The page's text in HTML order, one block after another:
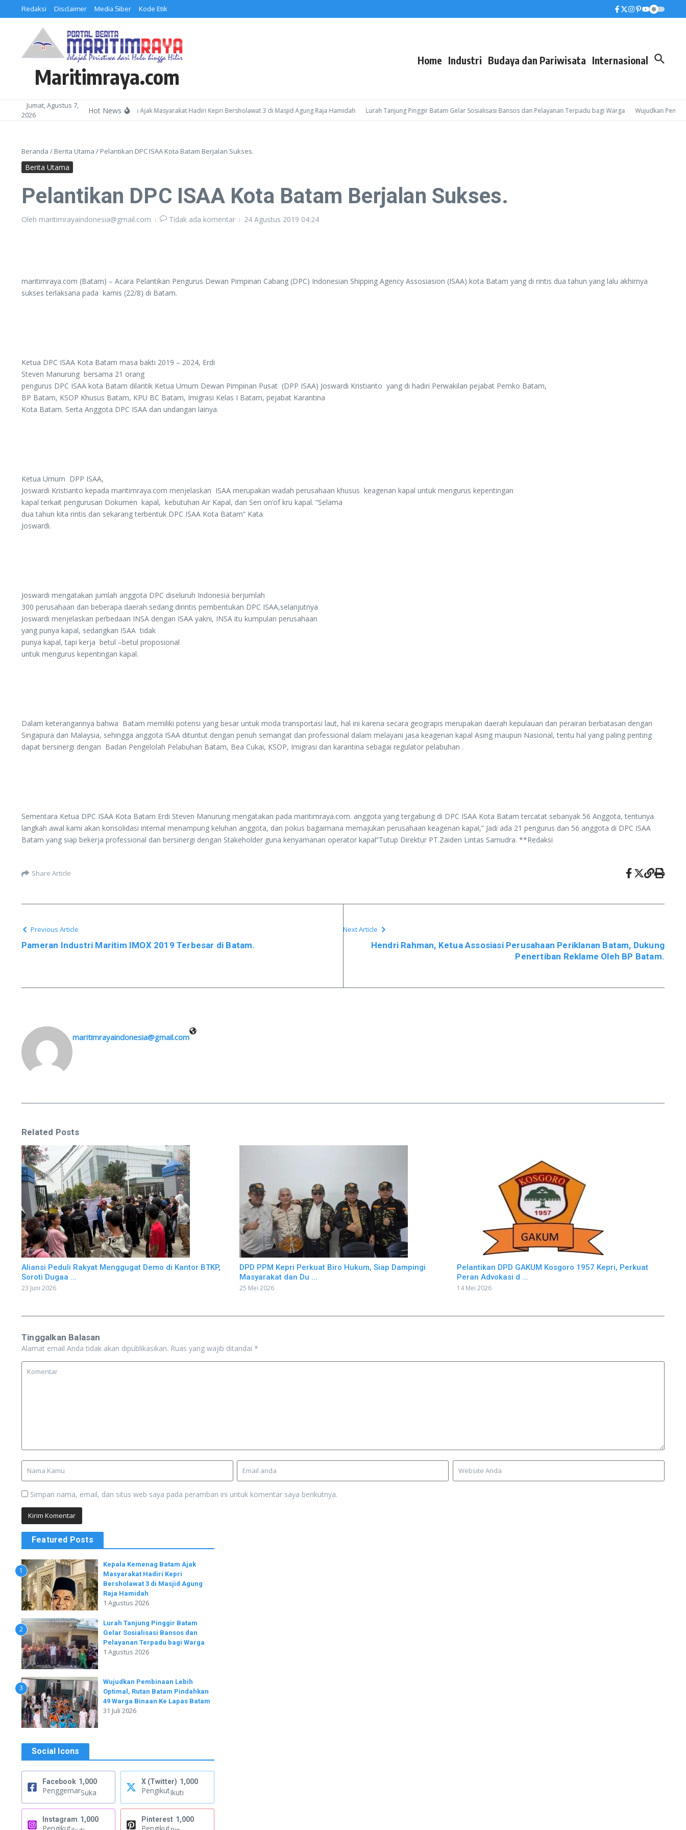
Lewati ke konten
Redaksi Disclaimer Media Siber Kode Etik
Maritimraya.com
Home Industri Budaya dan Pariwisata Internasional
Jumat, Agustus 7,
2026
Hot News
Kepala Kemenag Batam Ajak Masyarakat Hadiri Kepri Bersholawat 3 di Masjid Agung Raja Hamidah Lurah Tanjung Pinggir Batam Gelar Sosialisasi Bansos dan Pelayanan Terpadu bagi Warga Wujudkan Pembinaan
Beranda / Berita Utama / Pelantikan DPC ISAA Kota Batam Berjalan Sukses.
Berita Utama
Pelantikan DPC ISAA Kota Batam Berjalan Sukses.
Oleh maritimrayaindonesia@gmail.com Tidak ada komentar 24 Agustus 2019 04:24
maritimraya.com (Batam) – Acara Pelantikan Pengurus Dewan Pimpinan Cabang (DPC) Indonesian Shipping Agency Assosiasion (ISAA) kota Batam yang di rintis dua tahun yang lalu akhirnya
sukses terlaksana pada kamis (22/8) di Batam.
Ketua DPC ISAA Kota Batam masa bakti 2019 – 2024, Erdi
Steven Manurung bersama 21 orang
pengurus DPC ISAA kota Batam dilantik Ketua Umum Dewan Pimpinan Pusat (DPP ISAA) Joswardi Kristianto yang di hadiri Perwakilan pejabat Pemko Batam,
BP Batam, KSOP Khusus Batam, KPU BC Batam, Imigrasi Kelas I Batam, pejabat Karantina
Kota Batam. Serta Anggota DPC ISAA dan undangan lainya.
Ketua Umum DPP ISAA,
Joswardi Kristianto kepada maritimraya.com menjelaskan ISAA merupakan wadah perusahaan khusus keagenan kapal untuk mengurus kepentingan
kapal terkait pengurusan Dokumen kapal, kebutuhan Air Kapal, dan Sen on’of kru kapal. “Selama
dua tahun kita rintis dan sekarang terbentuk DPC ISAA Kota Batam” Kata
Joswardi.
Joswardi mengatakan jumlah anggota DPC diseluruh Indonesia berjumlah
300 perusahaan dan beberapa daerah sedang dirintis pembentukan DPC ISAA,selanjutnya
Joswardi menjelaskan perbedaan INSA dengan ISAA yakni, INSA itu kumpulan perusahaan
yang punya kapal, sedangkan ISAA tidak
punya kapal, tapi kerja betul –betul proposional
untuk mengurus kepentingan kapal.
Dalam keterangannya bahwa Batam memiliki potensi yang besar untuk moda transportasi laut, hal ini karena secara geograpis merupakan daerah kepulauan dan perairan berbatasan dengan
Singapura dan Malaysia, sehingga anggota ISAA dituntut dengan penuh semangat dan professional dalam melayani jasa keagenan kapal Asing maupun Nasional, tentu hal yang paling penting
dapat bersinergi dengan Badan Pengelolah Pelabuhan Batam, Bea Cukai, KSOP, Imigrasi dan karantina sebagai regulator pelabuhan .
Sementara Ketua DPC ISAA Kota Batam Erdi Steven Manurung mengatakan pada maritimraya.com. anggota yang tergabung di DPC ISAA Kota Batam tercatat sebanyak 56 Anggota, tentunya
langkah awal kami akan konsolidasi internal menampung keluhan anggota, dan pokus bagaimana memajukan perusahaan keagenan kapal,” Jadi ada 21 pengurus dan 56 anggota di DPC ISAA
Batam yang siap bekerja professional dan bersinergi dengan Stakeholder guna kenyamanan operator kapal”Tutup Direktur PT.Zaiden Lintas Samudra. **Redaksi
Share Article
Previous Article
Pameran Industri Maritim IMOX 2019 Terbesar di Batam.
Next Article
Hendri Rahman, Ketua Assosiasi Perusahaan Periklanan Batam, Dukung
Penertiban Reklame Oleh BP Batam.
maritimrayaindonesia@gmail.com
Related Posts
Aliansi Peduli Rakyat Menggugat Demo di Kantor BTKP,
Soroti Dugaa ...
23 Juni 2026
DPD PPM Kepri Perkuat Biro Hukum, Siap Dampingi
Masyarakat dan Du ...
25 Mei 2026
Pelantikan DPD GAKUM Kosgoro 1957 Kepri, Perkuat
Peran Advokasi d ...
14 Mei 2026
Tinggalkan Balasan
Alamat email Anda tidak akan dipublikasikan. Ruas yang wajib ditandai *
Simpan nama, email, dan situs web saya pada peramban ini untuk komentar saya berikutnya.
Featured Posts
1
Kepala Kemenag Batam Ajak
Masyarakat Hadiri Kepri
Bersholawat 3 di Masjid Agung
Raja Hamidah
1 Agustus 2026
2
Lurah Tanjung Pinggir Batam
Gelar Sosialisasi Bansos dan
Pelayanan Terpadu bagi Warga
1 Agustus 2026
3
Wujudkan Pembinaan Lebih
Optimal, Rutan Batam Pindahkan
49 Warga Binaan Ke Lapas Batam
31 Juli 2026
Social Icons
Facebook 1,000
PenggemarSuka
X (Twitter) 1,000
PengikutIkuti
Instagram 1,000 Pinterest 1,000